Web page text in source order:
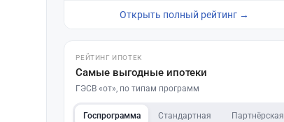
Открыть полный рейтинг →
РЕЙТИНГ ИПОТЕК
Самые выгодные ипотеки
ГЭСВ «от», по типам программ
Госпрограмма Стандартная Партнёрская